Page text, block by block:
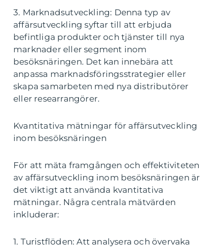
3. Marknadsutveckling: Denna typ av
affärsutveckling syftar till att erbjuda
befintliga produkter och tjänster till nya
marknader eller segment inom
besöksnäringen. Det kan innebära att
anpassa marknadsföringsstrategier eller
skapa samarbeten med nya distributörer
eller researrangörer.
Kvantitativa mätningar för affärsutveckling
inom besöksnäringen
För att mäta framgången och effektiviteten
av affärsutveckling inom besöksnäringen är
det viktigt att använda kvantitativa
mätningar. Några centrala mätvärden
inkluderar:
1. Turistflöden: Att analysera och övervaka